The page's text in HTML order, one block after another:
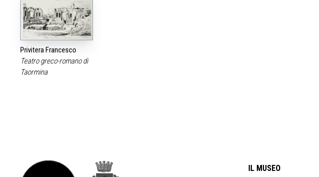
Privitera Francesco
Teatro greco-romano di
Taormina
IL MUSEO